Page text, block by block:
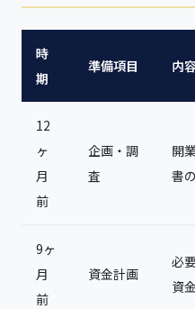
時
期
準備項目 内
12
ヶ
月
前
企画・調
査
開
書
9ヶ
月
前
資金計画
必
資